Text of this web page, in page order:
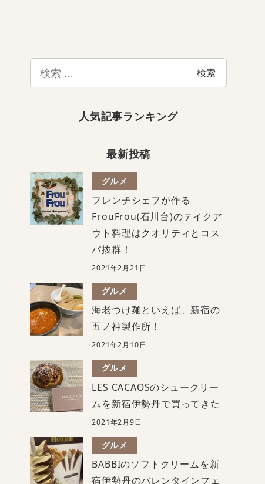
索
検索
人気記事ランキング
最新投稿
グルメ
フレンチシェフが作る
FrouFrou(石川台)のテイクア
ウト料理はクオリティとコス
パ抜群！
2021年2月21日
グルメ
海老つけ麺といえば、新宿の
五ノ神製作所！
2021年2月10日
グルメ
LES CACAOSのシュークリー
ムを新宿伊勢丹で買ってきた
2021年2月9日
グルメ
BABBIのソフトクリームを新
宿伊勢丹のバレンタインフェ